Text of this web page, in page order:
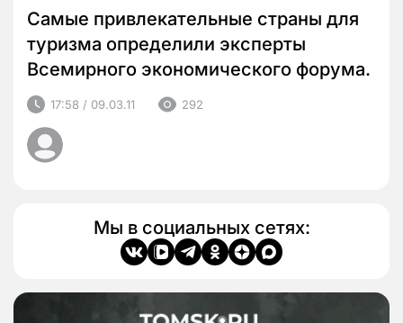
Самые привлекательные страны для
туризма определили эксперты
Всемирного экономического форума.
17:58 / 09.03.11 292
Мы в социальных сетях: